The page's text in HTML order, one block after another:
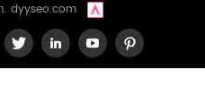
dyyseo.com